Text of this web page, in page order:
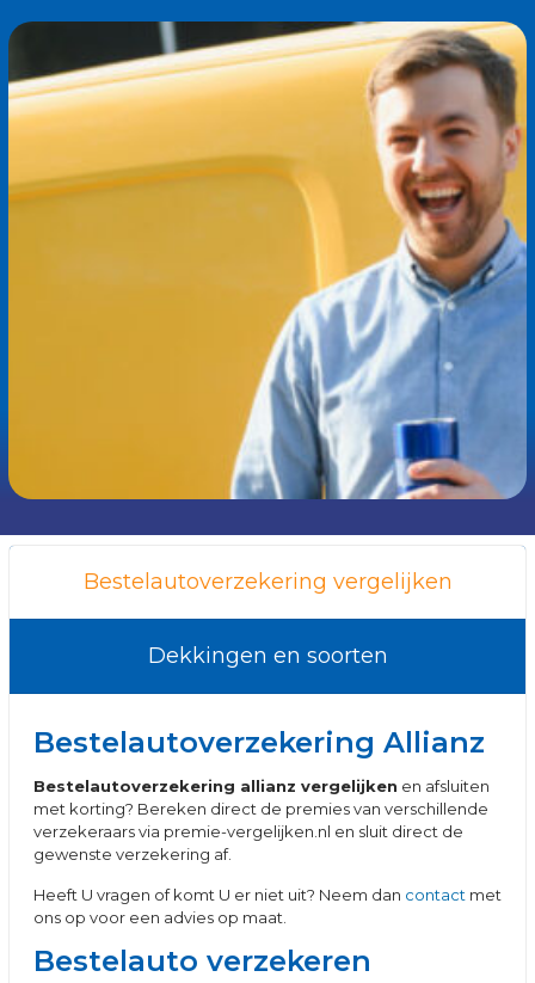
Bestelautoverzekering vergelijken
Dekkingen en soorten
Bestelautoverzekering Allianz
Bestelautoverzekering allianz vergelijken en afsluiten
met korting? Bereken direct de premies van verschillende
verzekeraars via premie-vergelijken.nl en sluit direct de
gewenste verzekering af.
Heeft U vragen of komt U er niet uit? Neem dan contact met
ons op voor een advies op maat.
Bestelauto verzekeren